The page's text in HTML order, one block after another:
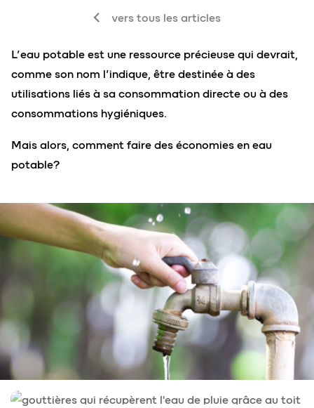
vers tous les articles
L’eau potable est une ressource précieuse qui devrait,
comme son nom l’indique, être destinée à des
utilisations liés à sa consommation directe ou à des
consommations hygiéniques.
Mais alors, comment faire des économies en eau
potable?